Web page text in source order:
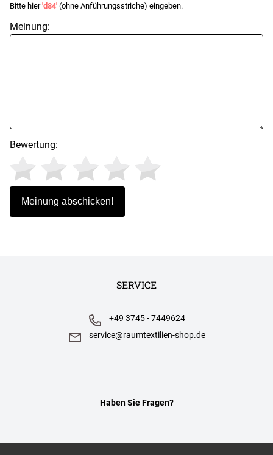
Bitte hier'd84' (ohne Anführungsstriche) eingeben.
Meinung:
Bewertung:
SERVICE
Haben Sie Fragen?
+49 3745 - 7449624
service@raumtextilien-shop.de